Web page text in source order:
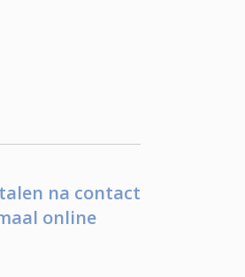
na contact
online